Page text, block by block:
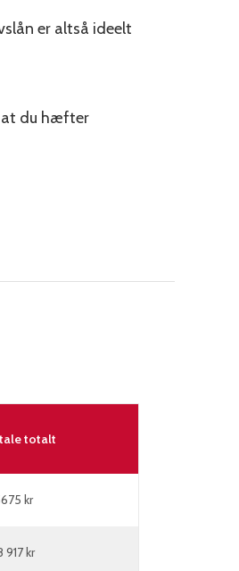
er altså ideelt
at du hæfter
917 kr
totalt
kr